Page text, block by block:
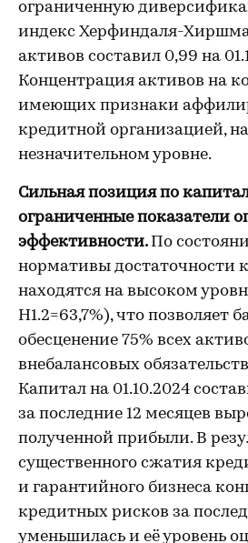
ограниченную
индекс Херфиндаля-
активов составил 0,99 на
Концентрация активов на
имеющих признаки
кредитной организацией,
незначительном уровне.
Сильная позиция по
ограниченные показатели
эффективности. По
нормативы достаточности
находятся на высоком
Н1.2=63,7%), что позволяет
обесценение 75% всех
внебалансовых
Капитал на 01.10.2024
за последние 12 месяцев
полученной прибыли. В
существенного сжатия
и гарантийного бизнеса
кредитных рисков за
уменьшилась и её уровень